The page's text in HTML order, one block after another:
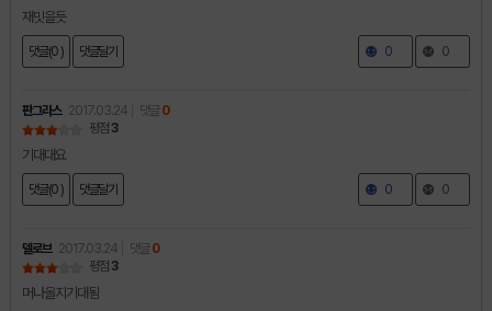
재밋을듯
댓글(0 ) 댓글달기 0 0
판그라스 2017.03.24 댓글 0
평점 3
기대대요
댓글(0 ) 댓글달기 0 0
델로브 2017.03.24 댓글 0
평점 3
머나올지기대됨